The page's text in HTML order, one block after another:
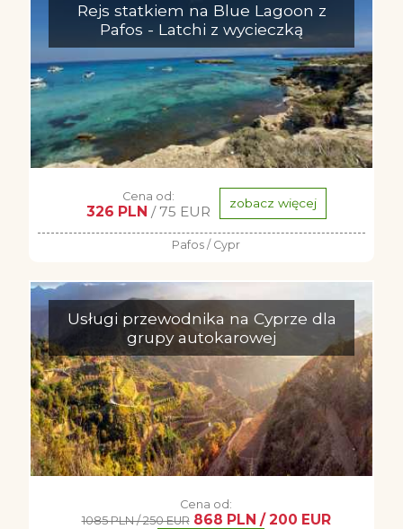
Rejs statkiem na Blue Lagoon z
Pafos - Latchi z wycieczką
Cena od:
326 PLN / 75 EUR zobacz więcej
Pafos / Cypr
Usługi przewodnika na Cyprze dla
grupy autokarowej
Cena od:
1085 PLN / 250 EUR 868 PLN / 200 EUR